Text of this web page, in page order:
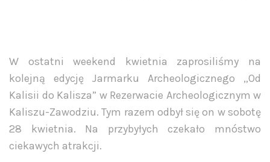
W ostatni weekend kwietnia zaprosiliśmy na
kolejną edycję Jarmarku Archeologicznego „Od
Kalisii do Kalisza” w Rezerwacie Archeologicznym w
Kaliszu-Zawodziu. Tym razem odbył się on w sobotę
28 kwietnia. Na przybyłych czekało mnóstwo
ciekawych atrakcji.